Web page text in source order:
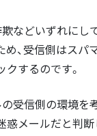
欺などいずれにし
め、受信側はスパ
するのです。
の受信側の環境を
惑メールだと判断